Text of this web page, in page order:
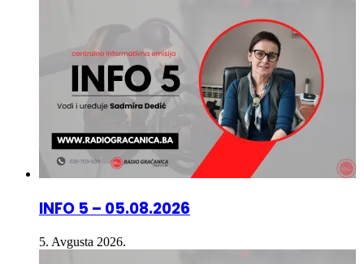
INFO 5 – 05.08.2026
5. Avgusta 2026.